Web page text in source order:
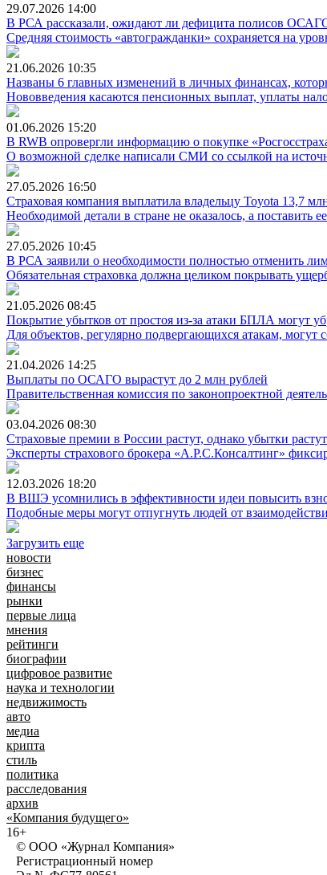
29.07.2026 14:00
В РСА рассказали, ожидают ли дефицита полисов
Средняя стоимость «автогражданки» сохраняется на
21.06.2026 10:35
Названы 6 главных изменений в личных финансах,
Нововведения касаются пенсионных выплат, уплаты
01.06.2026 15:20
В RWB опровергли информацию о покупке
О возможной сделке написали СМИ со ссылкой на
27.05.2026 16:50
Страховая компания выплатила владельцу Toyota 13,7
Необходимой детали в стране не оказалось, а поставить
27.05.2026 10:45
В РСА заявили о необходимости полностью отменить
Обязательная страховка должна целиком покрывать
21.05.2026 08:45
Покрытие убытков от простоя из-за атаки БПЛА могут
Для объектов, регулярно подвергающихся атакам, могут
21.04.2026 14:25
Выплаты по ОСАГО вырастут до 2 млн рублей
Правительственная комиссия по законопроектной
03.04.2026 08:30
Страховые премии в России растут, однако убытки
Эксперты страхового брокера «А.Р.С.Консалтинг»
12.03.2026 18:20
В ВШЭ усомнились в эффективности идеи повысить
Подобные меры могут отпугнуть людей от
Загрузить еще
новости
бизнес
финансы
рынки
первые лица
мнения
рейтинги
биографии
цифровое развитие
наука и технологии
недвижимость
авто
медиа
крипта
стиль
политика
расследования
архив
«Компания будущего»
16+
© ООО «Журнал Компания»
Регистрационный номер